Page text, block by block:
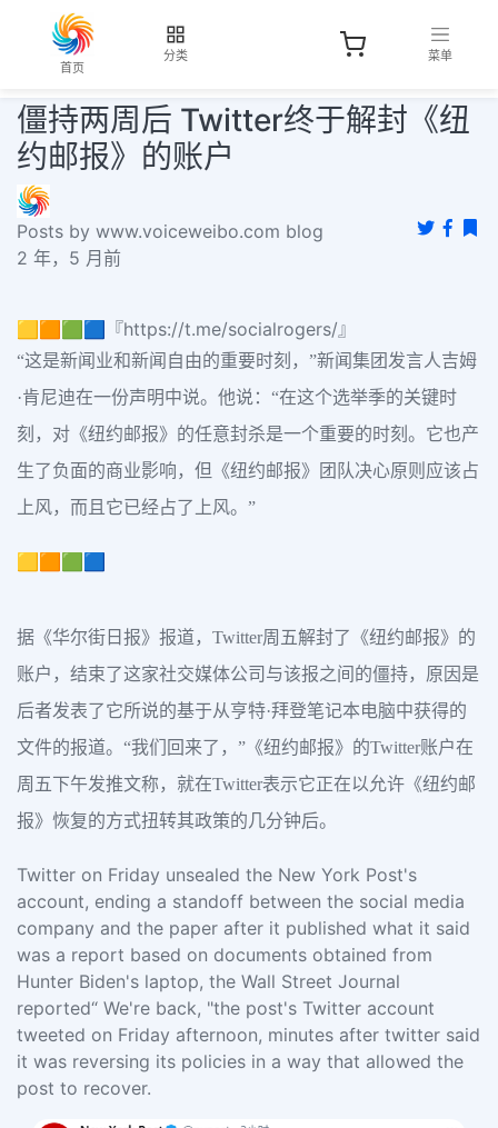
首页
分类 菜单
僵持两周后 Twitter终于解封《纽
约邮报》的账户
Posts by www.voiceweibo.com blog
2 年，5 月前
🟨🟧🟩🟦『https://t.me/socialrogers/』
“这是新闻业和新闻自由的重要时刻，”新闻集团发言人吉姆
·肯尼迪在一份声明中说。他说：“在这个选举季的关键时
刻，对《纽约邮报》的任意封杀是一个重要的时刻。它也产
生了负面的商业影响，但《纽约邮报》团队决心原则应该占
上风，而且它已经占了上风。”
🟨🟧🟩🟦
据《华尔街日报》报道，Twitter周五解封了《纽约邮报》的
账户，结束了这家社交媒体公司与该报之间的僵持，原因是
后者发表了它所说的基于从亨特·拜登笔记本电脑中获得的
文件的报道。“我们回来了，”《纽约邮报》的Twitter账户在
周五下午发推文称，就在Twitter表示它正在以允许《纽约邮
报》恢复的方式扭转其政策的几分钟后。
Twitter on Friday unsealed the New York Post's
account, ending a standoff between the social media
company and the paper after it published what it said
was a report based on documents obtained from
Hunter Biden's laptop, the Wall Street Journal
reported“ We're back, "the post's Twitter account
tweeted on Friday afternoon, minutes after twitter said
it was reversing its policies in a way that allowed the
post to recover.